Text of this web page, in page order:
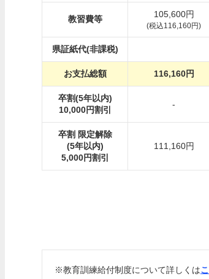
教習費等 105,600円
(税込116,160円)
県証紙代(非課税)
お支払総額 116,160円
卒割(5年以内)
10,000円割引
-
卒割 限定解除
(5年以内)
5,000円割引
111,160円
※教育訓練給付制度について詳しくは